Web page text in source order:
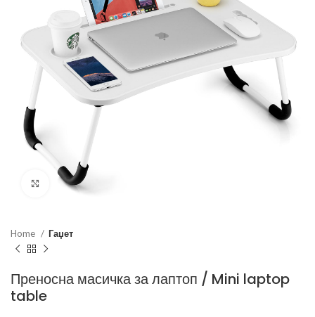
Click to enlarge
Home Гаџет
Преносна масичка за лаптоп / Mini laptop
table